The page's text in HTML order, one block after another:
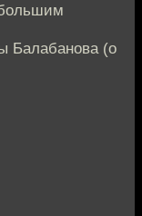
Балабанова (о